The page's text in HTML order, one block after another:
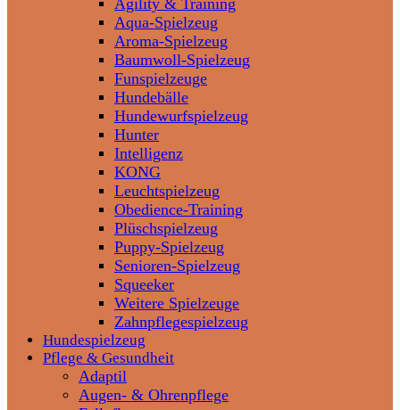
Agility & Training
Aqua-Spielzeug
Aroma-Spielzeug
Baumwoll-Spielzeug
Funspielzeuge
Hundebälle
Hundewurfspielzeug
Hunter
Intelligenz
KONG
Leuchtspielzeug
Obedience-Training
Plüschspielzeug
Puppy-Spielzeug
Senioren-Spielzeug
Squeeker
Weitere Spielzeuge
Zahnpflegespielzeug
Hundespielzeug
Pflege & Gesundheit
Adaptil
Augen- & Ohrenpflege